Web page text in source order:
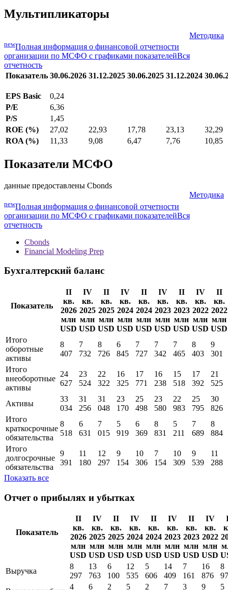
31.07.2026
инвестициям-2026 в 240 млрд руб.
Мультипликаторы
new
организации по МСФО с графиками показателей
отчетность
Показатель
30.06.2026
EPS Basic
0,24
P/E
6,36
ROE (%)
27,02 22,93
данные предоставлены Cbonds
Полная информация о финансовой отчетности
организации по МСФО с графиками показателей
Cbonds
Бухгалтерский баланс
Показатель
II
2026
млн
IV
2025
млн
II
2025
млн
IV
2024
млн
II
2024
млн
IV
2023
млн
II
2023
млн
IV
2022
млн
II
2022
млн
Итого
оборотные
активы
8
407
7
732
8
726
6
845
7
727
7
342
7
465
8
403
9
301
Итого
активы
24
23
22
16
17
16
15
17
21
Активы
33
31
31
23
25
23
22
25
30
Итого
краткосрочные
обязательства
8
518
6
631
7
015
5
919
6
369
8
831
5
211
7
689
8
884
Итого
долгосрочные
обязательства
391
180
297
154
Отчет о прибылях и убытках
II
кв.
2026
млн
IV
кв.
2025
млн
II
кв.
2025
млн
IV
кв.
2024
млн
II
кв.
2024
млн
IV
кв.
2023
млн
II
кв.
2023
млн
IV
кв.
2022
млн